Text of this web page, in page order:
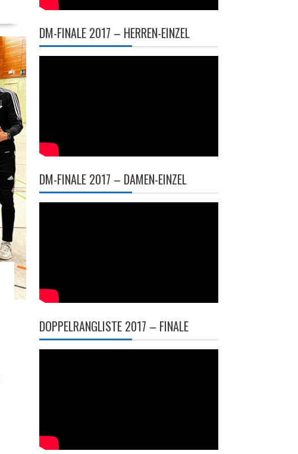
DM-FINALE 2017 – HERREN-EINZEL
DM-FINALE 2017 – DAMEN-EINZEL
DOPPELRANGLISTE 2017 – FINALE